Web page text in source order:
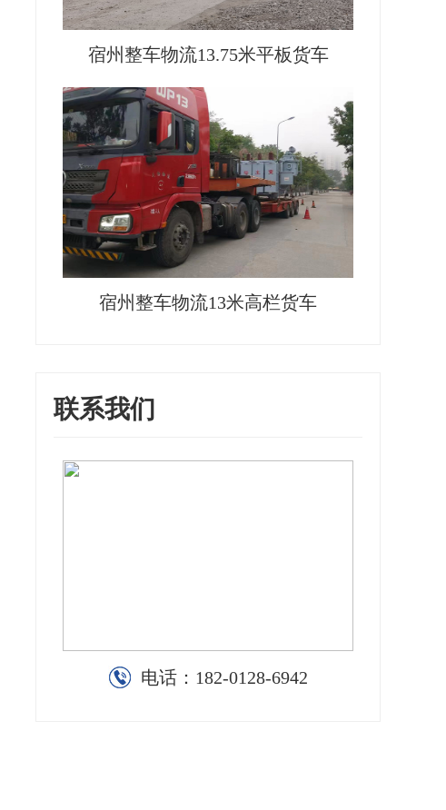
宿州整车物流13.75米平板货车
宿州整车物流13米高栏货车
联系我们
电话： 182-0128-6942